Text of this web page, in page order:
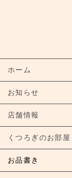
ホーム
お知らせ
店舗情報
くつろぎのお部屋
お品書き